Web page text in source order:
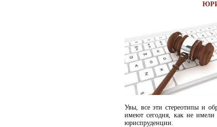
Увы, все эти стереотипы и
имеют сегодня, как не
юриспруденции.